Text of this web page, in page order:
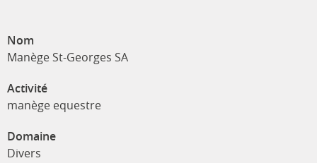
Nom
Manège St-Georges SA
Activité
manège equestre
Domaine
Divers